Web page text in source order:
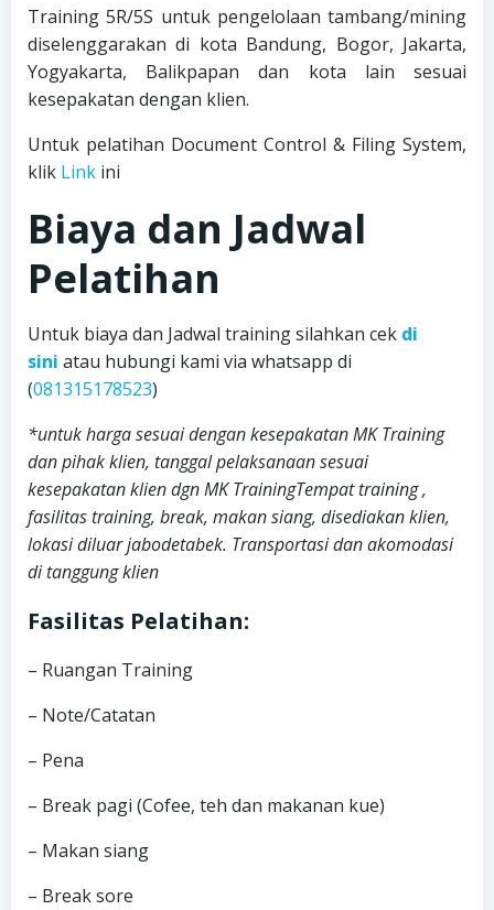
Training 5R/5S untuk pengelolaan tambang/mining
diselenggarakan di kota Bandung, Bogor, Jakarta,
Yogyakarta, Balikpapan dan kota lain sesuai
kesepakatan dengan klien.
Untuk pelatihan Document Control & Filing System,
klik Link ini
Biaya dan Jadwal
Pelatihan
Untuk biaya dan Jadwal training silahkan cek di
sini atau hubungi kami via whatsapp di
(081315178523)
*untuk harga sesuai dengan kesepakatan MK Training
dan pihak klien, tanggal pelaksanaan sesuai
kesepakatan klien dgn MK TrainingTempat training ,
fasilitas training, break, makan siang, disediakan klien,
lokasi diluar jabodetabek. Transportasi dan akomodasi
di tanggung klien
Fasilitas Pelatihan:
– Ruangan Training
– Note/Catatan
– Pena
– Break pagi (Cofee, teh dan makanan kue)
– Makan siang
– Break sore